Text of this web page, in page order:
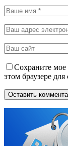
Сохраните мое
этом браузере